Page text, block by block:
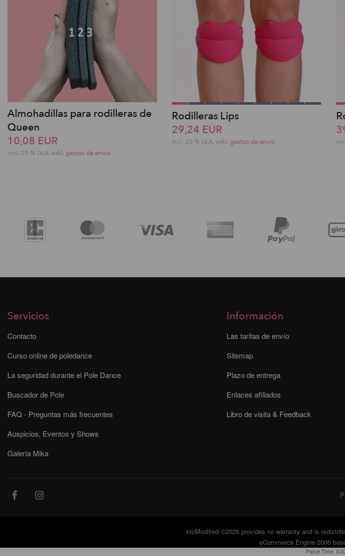
Almohadillas para rodilleras de
Queen
10,08 EUR
incl. 20 % I.V.A. exkl. gastos de envio
Rodilleras Lips
29,24 EUR
incl. 20 % I.V.A. exkl. gastos de envio
Servicios
Contacto
Curso online de poledance
La seguridad durante el Pole Dance
Buscador de Pole
FAQ - Preguntas más frecuentes
Auspicios, Eventos y Shows
Galería Mika
Información
Las tarifas de envío
Sitemap
Plazo de entrega
Enlaces afiliados
Libro de visita & Feedback
xtcModified©2026 provides no warranty and is
eCommerce Engine 2006
Parse Time: